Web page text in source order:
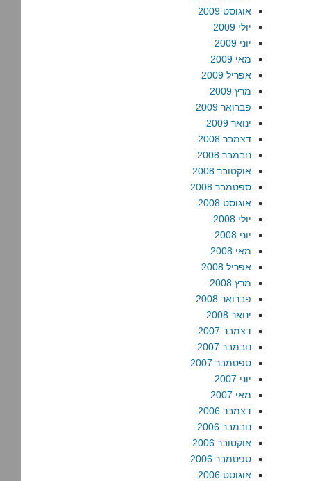
אוגוסט 2009
יולי 2009
יוני 2009
מאי 2009
אפריל 2009
מרץ 2009
פברואר 2009
ינואר 2009
דצמבר 2008
נובמבר 2008
אוקטובר 2008
ספטמבר 2008
אוגוסט 2008
יולי 2008
יוני 2008
מאי 2008
אפריל 2008
מרץ 2008
פברואר 2008
ינואר 2008
דצמבר 2007
נובמבר 2007
ספטמבר 2007
יוני 2007
מאי 2007
דצמבר 2006
נובמבר 2006
אוקטובר 2006
ספטמבר 2006
אוגוסט 2006